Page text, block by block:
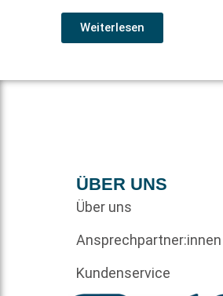
Weiterlesen
ÜBER UNS
Über uns
Ansprechpartner:innen
Kundenservice